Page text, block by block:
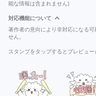
能な情報は含まれません)
対応機能について
著作者の意向により非対応になる
せん。
スタンプをタップするとプレビュー